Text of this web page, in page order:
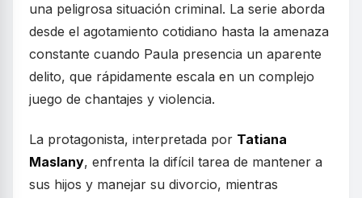
una peligrosa situación criminal. La serie aborda
desde el agotamiento cotidiano hasta la amenaza
constante cuando Paula presencia un aparente
delito, que rápidamente escala en un complejo
juego de chantajes y violencia.
La protagonista, interpretada por Tatiana
Maslany, enfrenta la difícil tarea de mantener a
sus hijos y manejar su divorcio, mientras